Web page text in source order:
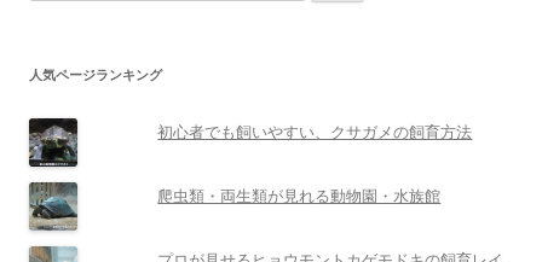
索:
人気ページランキング
初心者でも飼いやすい、クサガメの飼育方法
爬虫類・両生類が見れる動物園・水族館